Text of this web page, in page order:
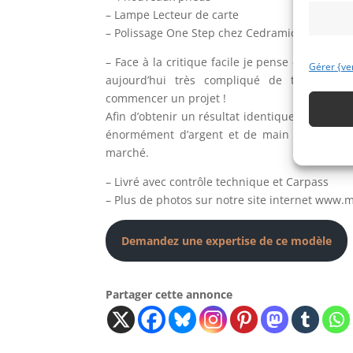
Gérer
– Lampe Lecteur de carte
– Polissage One Step chez Cedramic Car
– Face à la critique facile je pense qu’il est
aujourd’hui très compliqué de trouver
commencer un projet !
Afin d’obtenir un résultat identique à celui
énormément d’argent et de main d’oeuvre
marché.
– Livré avec contrôle technique et Carpass
– Plus de photos sur notre site internet
Demandez une expertise de ce modèle
Partager cette annonce